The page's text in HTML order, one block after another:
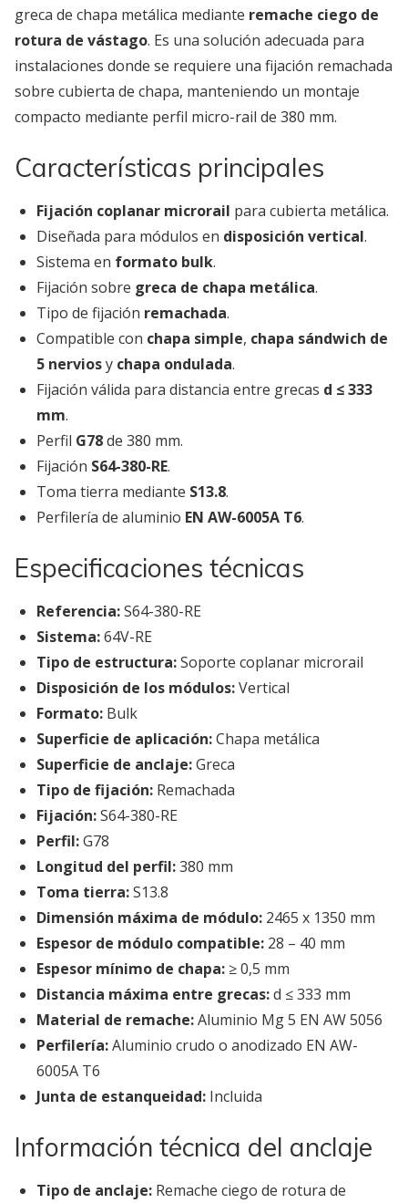
greca de chapa metálica mediante remache ciego de
rotura de vástago. Es una solución adecuada para
instalaciones donde se requiere una fijación remachada
sobre cubierta de chapa, manteniendo un montaje
compacto mediante perfil micro-rail de 380 mm.
Características principales
Fijación coplanar microrail para cubierta metálica.
Diseñada para módulos en disposición vertical.
Sistema en formato bulk.
Fijación sobre greca de chapa metálica.
Tipo de fijación remachada.
Compatible con chapa simple, chapa sándwich de
5 nerviosy chapa ondulada.
Fijación válida para distancia entre grecas d ≤ 333
mm.
Perfil G78de 380 mm.
Fijación S64-380-RE.
Toma tierra mediante S13.8.
Perfilería de aluminio EN AW-6005A T6.
Especificaciones técnicas
Referencia:S64-380-RE
Sistema:64V-RE
Tipo de estructura:Soporte coplanar microrail
Disposición de los módulos:Vertical
Formato: Bulk
Superficie de aplicación:Chapa metálica
Superficie de anclaje:Greca
Tipo de fijación: Remachada
Fijación:S64-380-RE
Perfil:G78
Longitud del perfil:380 mm
Toma tierra:S13.8
Dimensión máxima de módulo: 2465 x 1350 mm
Espesor de módulo compatible: 28 – 40 mm
Espesor mínimo de chapa: ≥ 0,5 mm
Distancia máxima entre grecas:d ≤ 333 mm
Material de remache:Aluminio Mg 5 EN AW 5056
Perfilería:Aluminio crudo o anodizado EN AW-
6005A T6
Junta de estanqueidad: Incluida
Información técnica del anclaje
Tipo de anclaje: Remache ciego de rotura de